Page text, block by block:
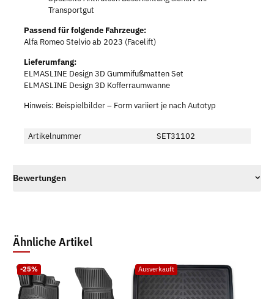
Transportgut
Passend für folgende Fahrzeuge:
Alfa Romeo Stelvio ab 2023 (Facelift)
Lieferumfang:
ELMASLINE Design 3D Gummifußmatten Set
ELMASLINE Design 3D Kofferraumwanne
Hinweis: Beispielbilder – Form variiert je nach Autotyp
Artikelnummer SET31102
Bewertungen
Ähnliche Artikel
-25% Ausverkauft